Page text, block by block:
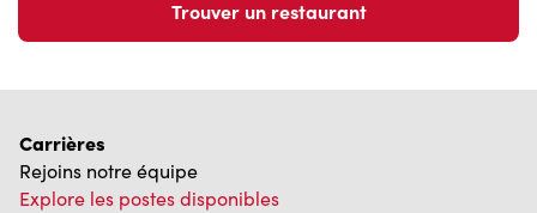
Trouver un restaurant
Carrières
Rejoins notre équipe
Explore les postes disponibles